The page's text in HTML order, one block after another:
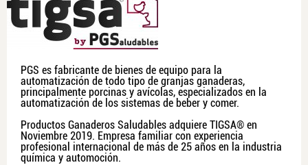
PGS es fabricante de bienes de equipo para la
automatización de todo tipo de granjas ganaderas,
principalmente porcinas y avícolas, especializados en la
automatización de los sistemas de beber y comer.
Productos Ganaderos Saludables adquiere TIGSA® en
Noviembre 2019. Empresa familiar con experiencia
profesional internacional de más de 25 años en la industria
química y automoción.